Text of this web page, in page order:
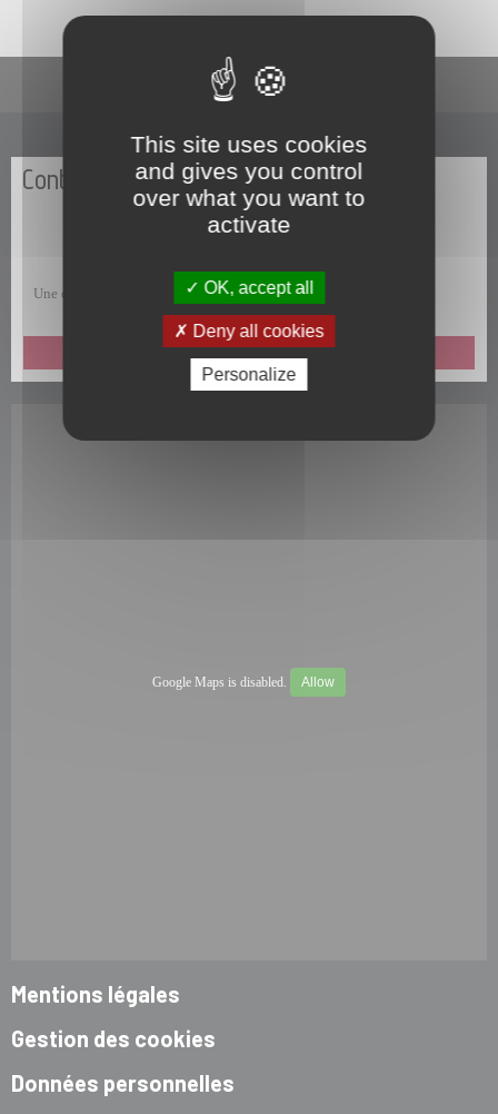
En un clic
Contactez-nous
Une question, une remarque, une suggestion, un commentaire ?
ENVOYEZ-NOUS UN MESSAGE
Google Maps is disabled. Allow
Mentions légales
Gestion des cookies
Données personnelles
This site uses cookies
and gives you control
over what you want to
activate
OK, accept all
Deny all cookies
Personalize